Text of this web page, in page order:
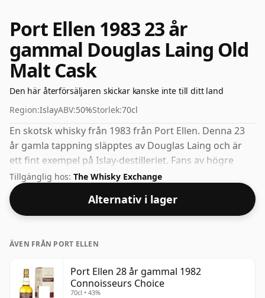
Port Ellen 1983 23 år
gammal Douglas Laing Old
Malt Cask
Den här återförsäljaren skickar kanske inte till ditt land
Region:IslayABV:50%Storlek:70cl
En skotsk whisky från 1983 från Port Ellen. Denna 23
år gamla tappning släpptes av Douglas Laing och är
ett fint exempel på Islay-destilleriet. Fans av högre
styrka whisky kommer inte att bli besvikna över denna
buteljering som kommer på 50 % ABV.
Tillgänglig hos: The Whisky Exchange
Alternativ i lager
ÄVEN FRÅN PORT ELLEN
Port Ellen 28 år gammal 1982
Connoisseurs Choice
70cl • 43%